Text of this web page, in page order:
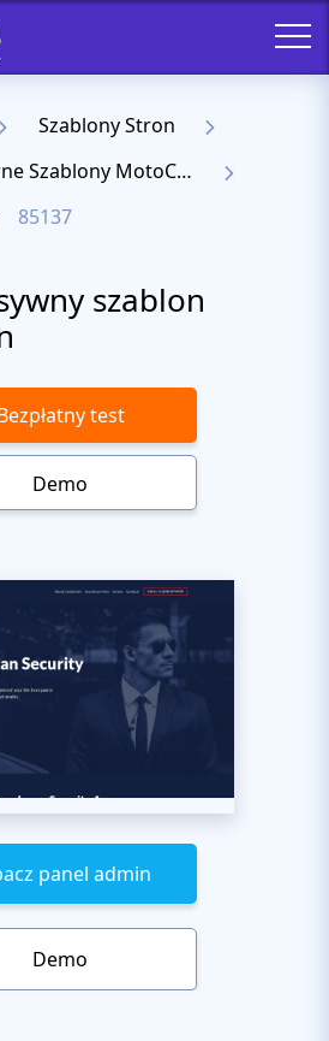
Szablony Stron
Responsywne Szablony MotoCMS 3
85137
szablon
test
Demo
panel admin
Demo